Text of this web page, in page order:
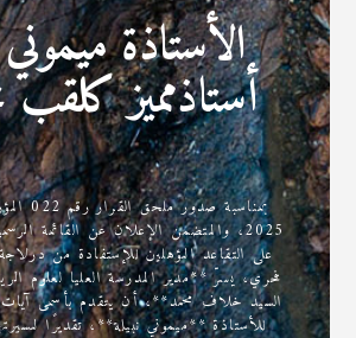
الأستاذة ميموني
أستاذمميز
2025، والمتضمن الإعلان عن القائمة
على التقاعد المؤهلين للإستفادة من
فخري، يسرّ **مدير المدرسة العليا لعلوم
السيد خلاف محمد**، أن يتقدم بأسمى آيات
للأستاذة **ميموني نبيلة**، تقديرًا